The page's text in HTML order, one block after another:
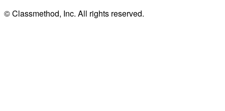
© Classmethod, Inc. All rights reserved.